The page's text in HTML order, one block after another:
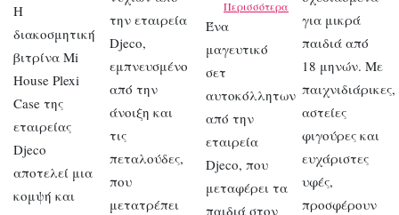
Η
διακοσμητική
βιτρίνα Mi
House Plexi
Case της
εταιρείας
Djeco
αποτελεί μια
κομψή και
την εταιρεία
Djeco,
εμπνευσμένο
από την
άνοιξη και
τις
πεταλούδες,
που
μετατρέπει
Περισσότερα
Ένα
μαγευτικό
σετ
αυτοκόλλητων
από την
εταιρεία
Djeco, που
μεταφέρει τα
παιδιά στον
για μικρά
παιδιά από
18 μηνών. Με
παιχνιδιάρικες,
αστείες
φιγούρες και
ευχάριστες
υφές,
προσφέρουν